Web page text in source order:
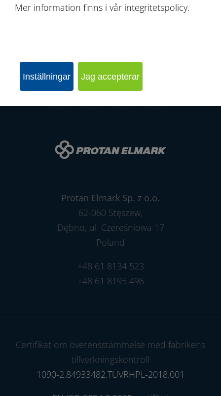
SKICKA EN FÖRFRÅGAN
Protan Elmark Sp. z o.o.
62-060 Stęszew,
Dębno, ul. Czereśniowa 17
Poland
+48 61 8134 523
+48 61 8195 496
Certifikat om överensstämmelse med fabrikens
tillverkningskontroll
1090-2.84933482.TÜVRHPL-2018.001
Mer information finns i vår integritetspolicy.
Inställningar Jag accepterar